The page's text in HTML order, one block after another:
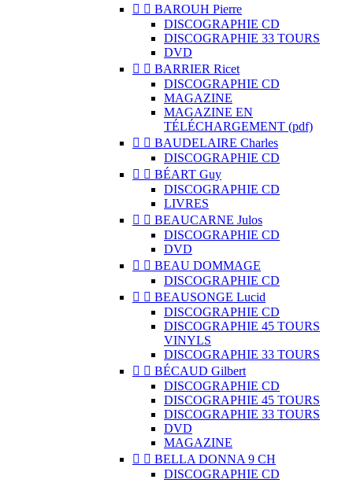
  BAROUH Pierre
DISCOGRAPHIE CD
DISCOGRAPHIE 33 TOURS
DVD
  BARRIER Ricet
DISCOGRAPHIE CD
MAGAZINE
MAGAZINE EN
TÉLÉCHARGEMENT (pdf)
  BAUDELAIRE Charles
DISCOGRAPHIE CD
  BÉART Guy
DISCOGRAPHIE CD
LIVRES
  BEAUCARNE Julos
DISCOGRAPHIE CD
DVD
  BEAU DOMMAGE
DISCOGRAPHIE CD
  BEAUSONGE Lucid
DISCOGRAPHIE CD
DISCOGRAPHIE 45 TOURS
VINYLS
DISCOGRAPHIE 33 TOURS
  BÉCAUD Gilbert
DISCOGRAPHIE CD
DISCOGRAPHIE 45 TOURS
DISCOGRAPHIE 33 TOURS
DVD
MAGAZINE
  BELLA DONNA 9 CH
DISCOGRAPHIE CD